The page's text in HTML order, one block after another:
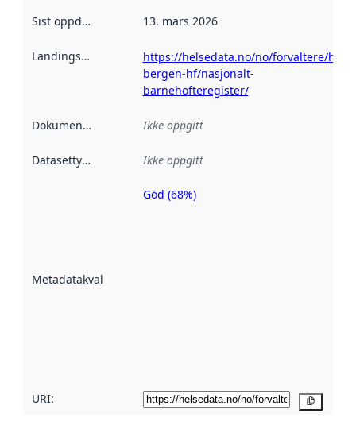
Sist oppdatert 13. mars 2026
Landingsside
https://helsedata.no/no/forvaltere/
bergen-hf/nasjonalt-
barnehofteregister/
Dokumentasjon Ikke oppgitt
Datasettype Ikke oppgitt
Metadatakvalitet
Metadatakvalitet
God (68%)
URI: